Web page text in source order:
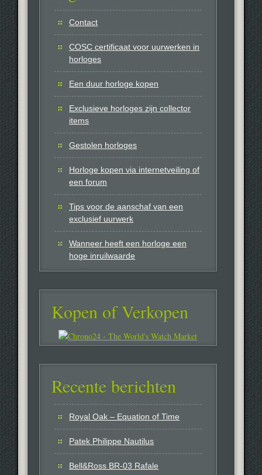
Contact
COSC certificaat voor uurwerken in
horloges
Een duur horloge kopen
Exclusieve horloges zijn collector
items
Gestolen horloges
Horloge kopen via internetveiling of
een forum
Tips voor de aanschaf van een
exclusief uurwerk
Wanneer heeft een horloge een
hoge inruilwaarde
Kopen of Verkopen
Recente berichten
Royal Oak – Equation of Time
Patek Philippe Nautilus
Bell&Ross BR-03 Rafale